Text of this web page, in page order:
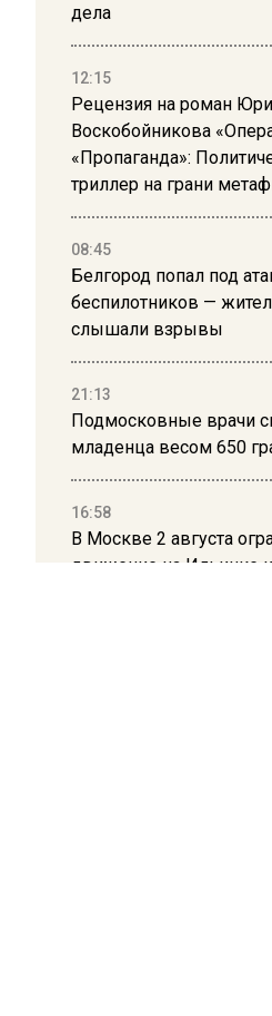
дела
12:15
Рецензия на роман
Воскобойникова
«Пропаганда»:
триллер на грани
08:45
Белгород попал под
беспилотников —
слышали взрывы
21:13
Подмосковные врачи
младенца весом 650
16:58
В Москве 2 августа
движение на Ильинке